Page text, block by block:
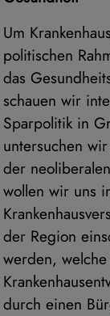
Um
politischen
das
schauen wir
Sparpolitik in
untersuchen
der
wollen wir uns
der Region
werden,
durch einen